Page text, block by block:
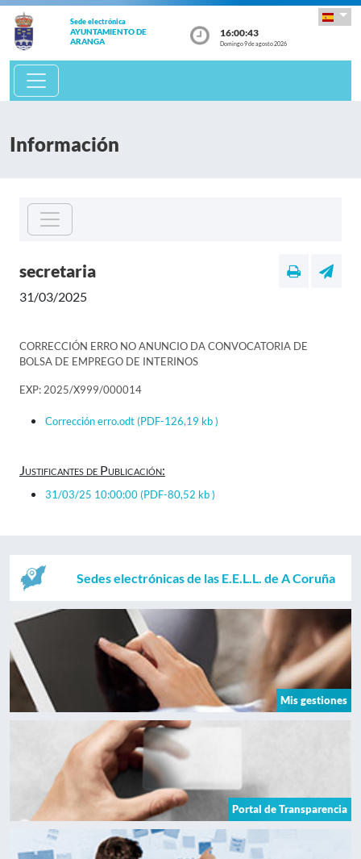
Sede electrónica
AYUNTAMIENTO DE
ARANGA
16:00:43
Domingo 9 de agosto 2026
Información
secretaria
31/03/2025
CORRECCIÓN ERRO NO ANUNCIO DA CONVOCATORIA DE
BOLSA DE EMPREGO DE INTERINOS
EXP: 2025/X999/000014
Corrección erro.odt(PDF-126,19 kb )
Justificantes de Publicación:
31/03/25 10:00:00(PDF-80,52 kb )
Sedes electrónicas de las E.E.L.L. de A Coruña
Mis gestiones
Portal de Transparencia